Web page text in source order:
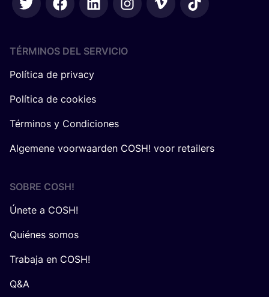
TÉRMINOS DEL SERVICIO
Política de privacy
Política de cookies
Términos y Condiciones
Algemene voorwaarden COSH! voor retailers
SOBRE COSH!
Únete a COSH!
Quiénes somos
Trabaja en COSH!
Q&A